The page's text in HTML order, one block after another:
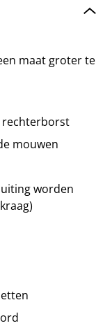
maat groter te
rechterborst
mouwen
worden